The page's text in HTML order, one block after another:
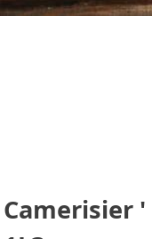
Camerisier '